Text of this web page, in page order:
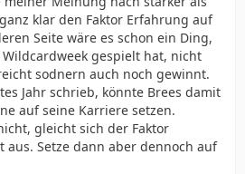
klar den Faktor Erfahrung auf
Seite wäre es schon ein Ding,
gespielt hat, nicht
sodnern auch noch gewinnt.
Jahr schrieb, könnte Brees damit
auf seine Karriere setzen.
gleicht sich der Faktor
aus. Setze dann aber dennoch auf